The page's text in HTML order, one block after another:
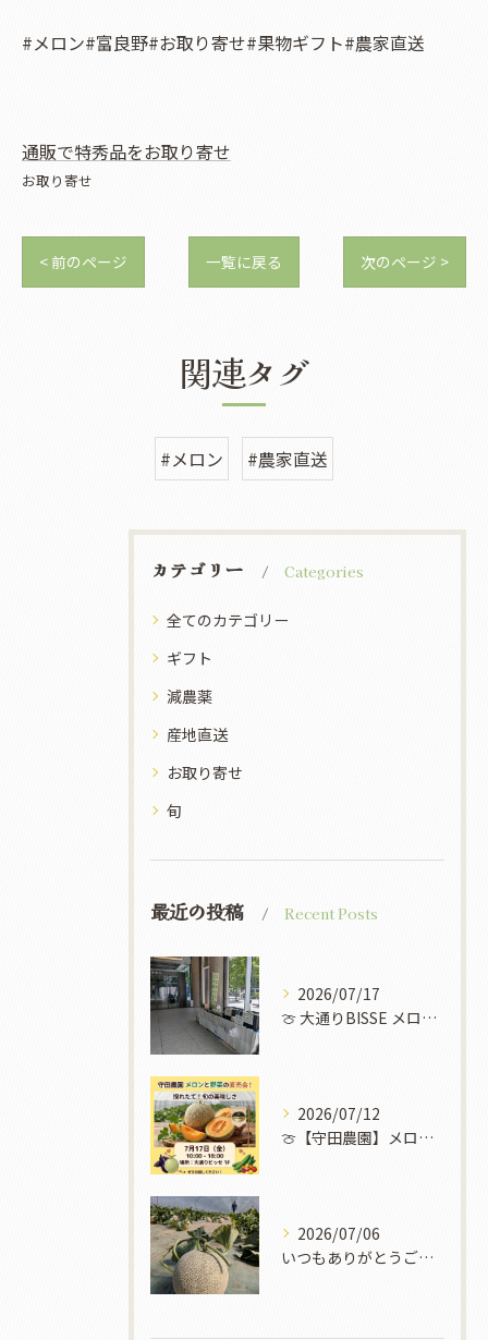
#メロン#富良野#お取り寄せ#果物ギフト#農家直送
通販で特秀品をお取り寄せ
お取り寄せ
< 前のページ 一覧に戻る 次のページ >
関連タグ
#メロン #農家直送
カテゴリー Categories
全てのカテゴリー
ギフト
減農薬
産地直送
お取り寄せ
旬
最近の投稿 Recent Posts
2026/07/17
​🍈 大通りBISSE メロン販売会のお知らせ 🍈
2026/07/12
🍈【守田農園】メロンと野菜の直売イベント開催！✨🌽
2026/07/06
いつもありがとうございます！